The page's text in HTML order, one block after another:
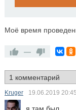
Моё время
—
Kruger 19.06.2019 20:45